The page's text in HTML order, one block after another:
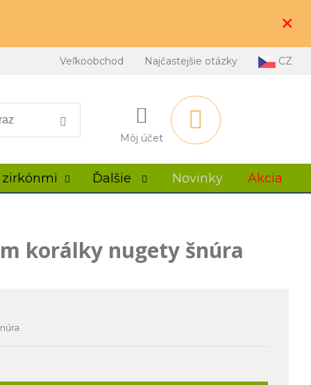
×
Veľkoobchod Najčastejšie otázky CZ
Môj účet
Ďalšie Novinky Akcia
korálky nugety šnúra